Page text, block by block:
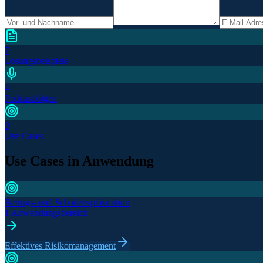
7
Lösungsbeispiele
4
Podcastfolgen
9
Use Cases
Use Cases in Anwendung
Betrugs- und Schadensprävention
1 Anwendungsbereich
Effektives Risikomanagement